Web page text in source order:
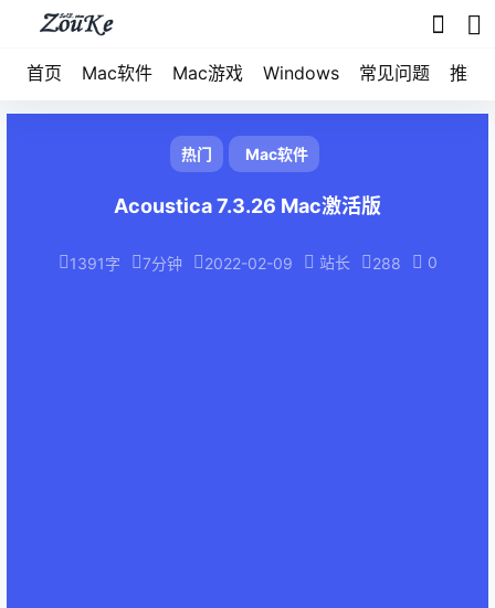
首页 Mac软件 Mac游戏 Windows 常见问题 推荐
热门 Mac软件
Acoustica 7.3.26 Mac激活版
1391字 7分钟 2022-02-09 站长 288 0